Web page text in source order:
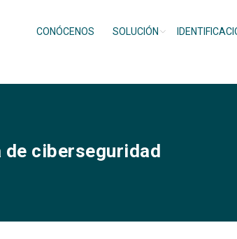
CONÓCENOS SOLUCIÓN
de ciberseguridad